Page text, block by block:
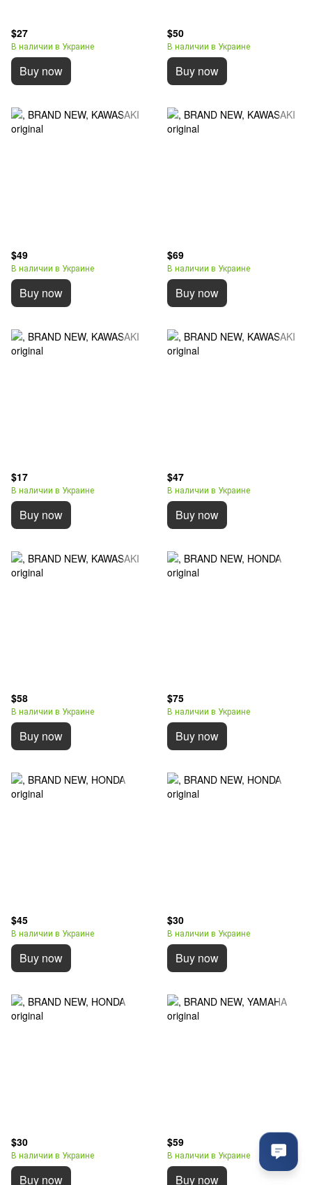
$27
В наличии в Украине
Buy now
$50
В наличии в Украине
Buy now
$49
В наличии в Украине
Buy now
$69
В наличии в Украине
Buy now
$17
В наличии в Украине
Buy now
$47
В наличии в Украине
Buy now
$58
В наличии в Украине
Buy now
$75
В наличии в Украине
Buy now
$45
В наличии в Украине
Buy now
$30
В наличии в Украине
Buy now
$30
В наличии в Украине
Buy now
$59
В наличии в Украине
Buy now